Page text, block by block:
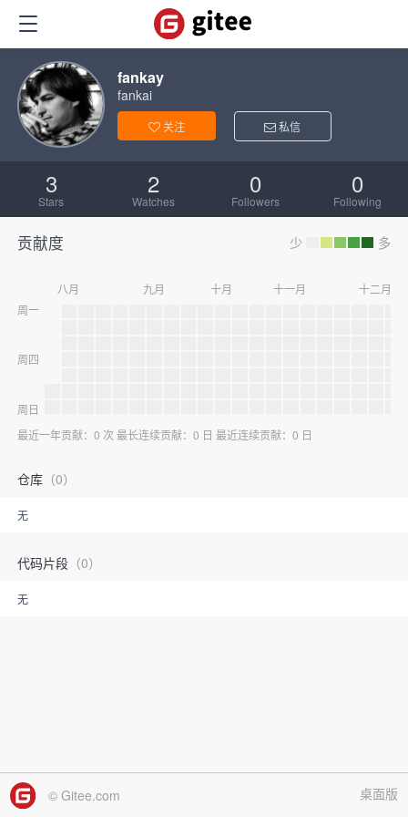
fankay
fankai
关注 私信
3
Stars
2
Watches
0
Followers
0
Following
贡献度 少 多
周一
周四
周日
八月 九月 十月 十一月 十二月
最近一年贡献：0 次 最长连续贡献：0 日 最近连续贡献：0 日
仓库 （0）
无
代码片段 （0）
无
© Gitee.com 桌面版